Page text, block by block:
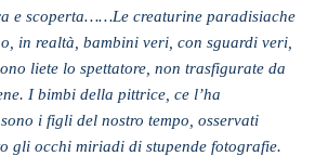
e scoperta……Le creaturine paradisiache
in realtà, bambini veri, con sguardi veri,
liete lo spettatore, non trasfigurate da
I bimbi della pittrice, ce l’ha
i figli del nostro tempo, osservati
gli occhi miriadi di stupende fotografie.